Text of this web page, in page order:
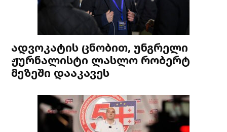
ადვოკატის ცნობით, უნგრელი
ჟურნალისტი ლასლო რობერტ
მეზეში დააკავეს